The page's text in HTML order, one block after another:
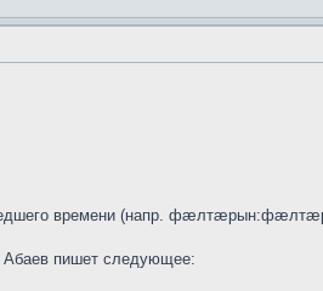
времени (напр.
Абаев пишет следующее: